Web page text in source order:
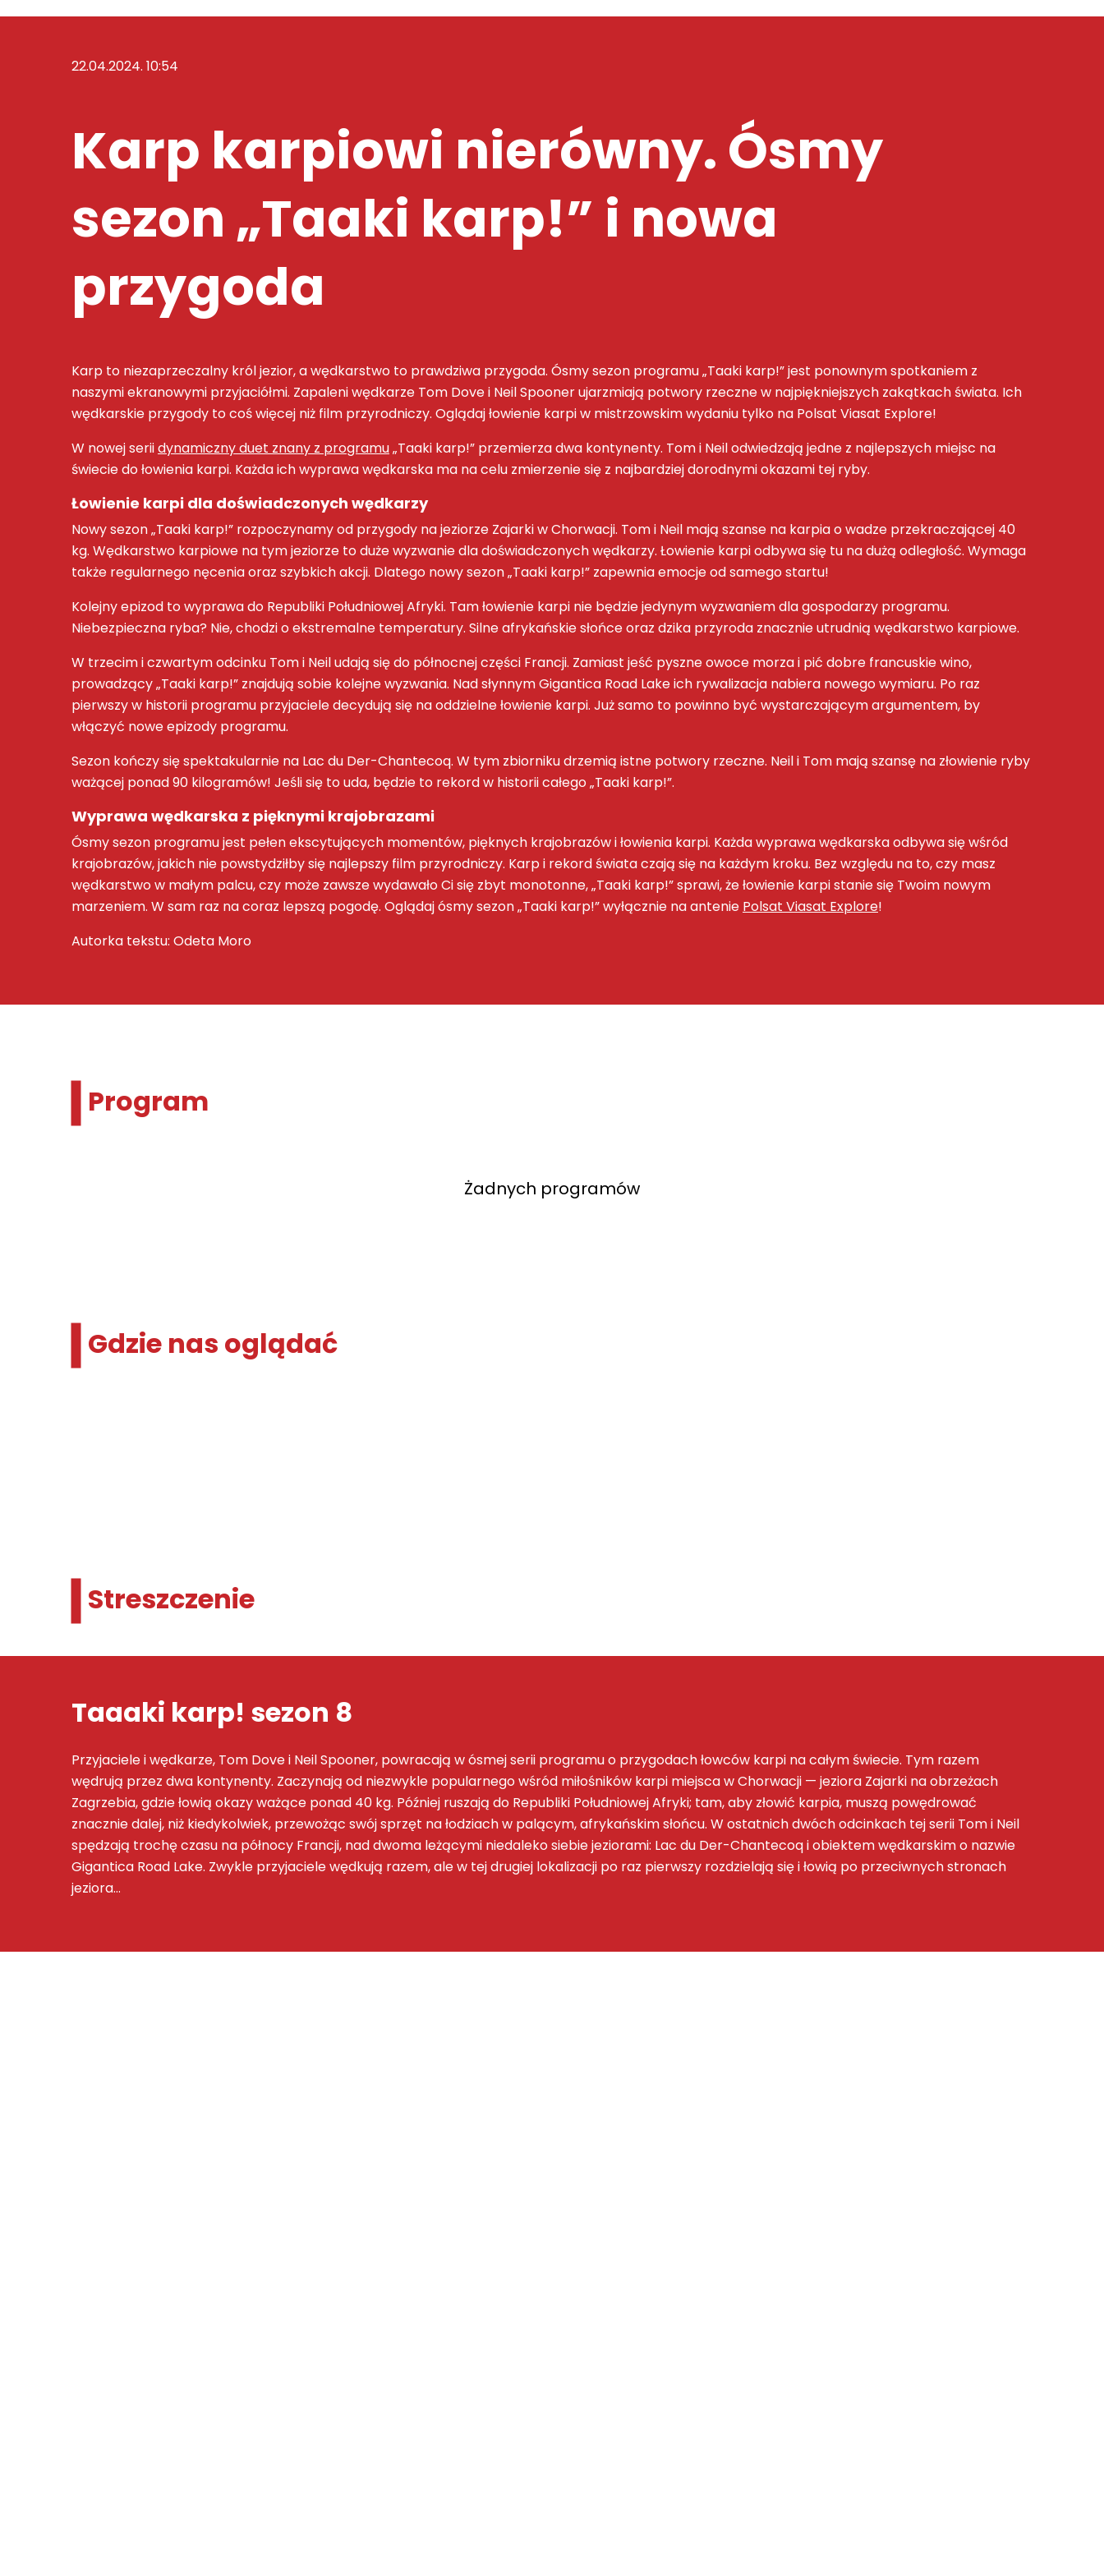
22.04.2024. 10:54
Karp karpiowi nierówny. Ósmy
sezon „Taaki karp!” i nowa
przygoda
Karp to niezaprzeczalny król jezior, awędkarstwo to prawdziwa przygoda. Ósmy sezon programu „Taaki karp!” jest ponownym spotkaniem z
naszymi ekranowymi przyjaciółmi. Zapaleni wędkarze Tom Dove i Neil Spooner ujarzmiają potwory rzecznew najpiękniejszych zakątkach świata. Ich
wędkarskie przygody to coś więcej niż film przyrodniczy. Oglądajłowienie karpiw mistrzowskim wydaniu tylko na Polsat Viasat Explore!
W nowej seriidynamiczny duet znany z programu„Taaki karp!” przemierza dwa kontynenty. Tom i Neil odwiedzają jedne z najlepszych miejsc na
świecie do łowienia karpi. Każda ichwyprawa wędkarska ma na celu zmierzenie się z najbardziej dorodnymi okazami tej ryby.
Łowienie karpi dla doświadczonych wędkarzy
Nowy sezon „Taaki karp!” rozpoczynamy od przygody na jeziorze Zajarki w Chorwacji. Tom i Neil mają szanse na karpiao wadze przekraczającej 40
kg. Wędkarstwo karpiowe na tym jeziorze to duże wyzwanie dla doświadczonych wędkarzy. Łowienie karpiodbywa się tu na dużą odległość. Wymaga
także regularnego nęcenia oraz szybkich akcji. Dlatego nowy sezon „Taaki karp!” zapewnia emocje od samego startu!
Kolejny epizod to wyprawa do Republiki Południowej Afryki. Tamłowienie karpi nie będzie jedynym wyzwaniem dla gospodarzy programu.
Niebezpieczna ryba? Nie, chodzi o ekstremalne temperatury. Silne afrykańskie słońce oraz dzika przyroda znacznie utrudnią wędkarstwo karpiowe.
W trzecim i czwartym odcinku Tom i Neil udają się do północnej części Francji. Zamiast jeść pyszneowoce morzai pić dobre francuskie wino,
prowadzący „Taaki karp!” znajdują sobie kolejne wyzwania. Nad słynnym Gigantica Road Lake ich rywalizacja nabiera nowego wymiaru. Po raz
pierwszy w historii programu przyjaciele decydują się na oddzielnełowienie karpi. Już samo to powinno być wystarczającym argumentem, by
włączyć nowe epizody programu.
Sezon kończy się spektakularnie na Lac du Der-Chantecoq. W tym zbiorniku drzemią istne potwory rzeczne. Neil i Tom mają szansę na złowienie ryby
ważącej ponad 90 kilogramów! Jeśli się to uda, będzie to rekord w historii całego „Taaki karp!”.
Wyprawa wędkarska z pięknymi krajobrazami
Ósmy sezon programu jest pełen ekscytujących momentów, pięknych krajobrazów iłowienia karpi. Każdawyprawa wędkarskaodbywa się wśród
krajobrazów, jakich nie powstydziłby się najlepszy film przyrodniczy. Karp i rekord świata czają się na każdym kroku. Bez względu na to, czy masz
wędkarstwo w małym palcu, czy może zawsze wydawało Ci się zbyt monotonne, „Taaki karp!” sprawi, żełowienie karpistanie się Twoim nowym
marzeniem. W sam raz na coraz lepszą pogodę. Oglądaj ósmy sezon „Taaki karp!” wyłącznie na antenie Polsat Viasat Explore!
Autorka tekstu: Odeta Moro
Program
Żadnych programów
Gdzie nas oglądać
Streszczenie
Taaaki karp! sezon 8
Przyjaciele i wędkarze, Tom Dove i Neil Spooner, powracają w ósmej serii programu o przygodach łowców karpi na całym świecie. Tym razem
wędrują przez dwa kontynenty. Zaczynają od niezwykle popularnego wśród miłośników karpi miejsca w Chorwacji — jeziora Zajarki na obrzeżach
Zagrzebia, gdzie łowią okazy ważące ponad 40 kg. Później ruszają do Republiki Południowej Afryki; tam, aby złowić karpia, muszą powędrować
znacznie dalej, niż kiedykolwiek, przewożąc swój sprzęt na łodziach w palącym, afrykańskim słońcu. W ostatnich dwóch odcinkach tej serii Tom i Neil
spędzają trochę czasu na północy Francji, nad dwoma leżącymi niedaleko siebie jeziorami: Lac du Der-Chantecoq i obiektem wędkarskim o nazwie
Gigantica Road Lake. Zwykle przyjaciele wędkują razem, ale w tej drugiej lokalizacji po raz pierwszy rozdzielają się i łowią po przeciwnych stronach
jeziora…